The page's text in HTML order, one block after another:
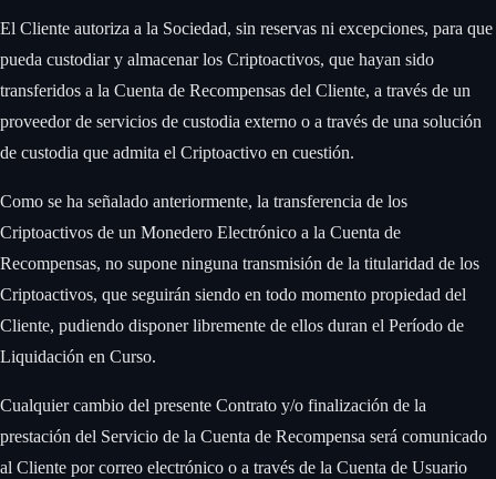
El Cliente autoriza a la Sociedad, sin reservas ni excepciones, para que
pueda custodiar y almacenar los Criptoactivos, que hayan sido
transferidos a la Cuenta de Recompensas del Cliente, a través de un
proveedor de servicios de custodia externo o a través de una solución
de custodia que admita el Criptoactivo en cuestión. ‍
Como se ha señalado anteriormente, la transferencia de los
Criptoactivos de un Monedero Electrónico a la Cuenta de
Recompensas, no supone ninguna transmisión de la titularidad de los
Criptoactivos, que seguirán siendo en todo momento propiedad del
Cliente, pudiendo disponer libremente de ellos duran el Período de
Liquidación en Curso. ‍
Cualquier cambio del presente Contrato y/o finalización de la
prestación del Servicio de la Cuenta de Recompensa será comunicado
al Cliente por correo electrónico o a través de la Cuenta de Usuario